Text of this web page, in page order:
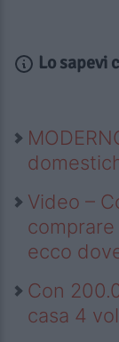
Lo sapevi
Video –
ecco
Con
casa 4